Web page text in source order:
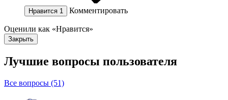
Нравится 1 Комментировать
Оценили как «Нравится»
Закрыть
Лучшие вопросы пользователя
Все вопросы (51)